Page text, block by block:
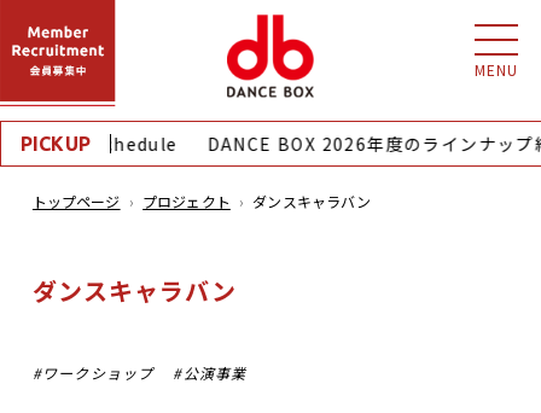
MENU
PICKUPSchedule DANCE BOX 2026年度のラインナップ紹
トップページ プロジェクト ダンスキャラバン
ダンスキャラバン
ワークショップ 公演事業